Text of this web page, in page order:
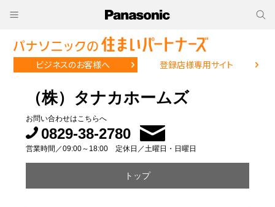
ビジネスのお客様へ 登録店様専用サイト
（株）タナカホームズ
お問い合わせはこちらへ
0829-38-2780
営業時間／09:00～18:00 定休日／土曜日・日曜日
トップ